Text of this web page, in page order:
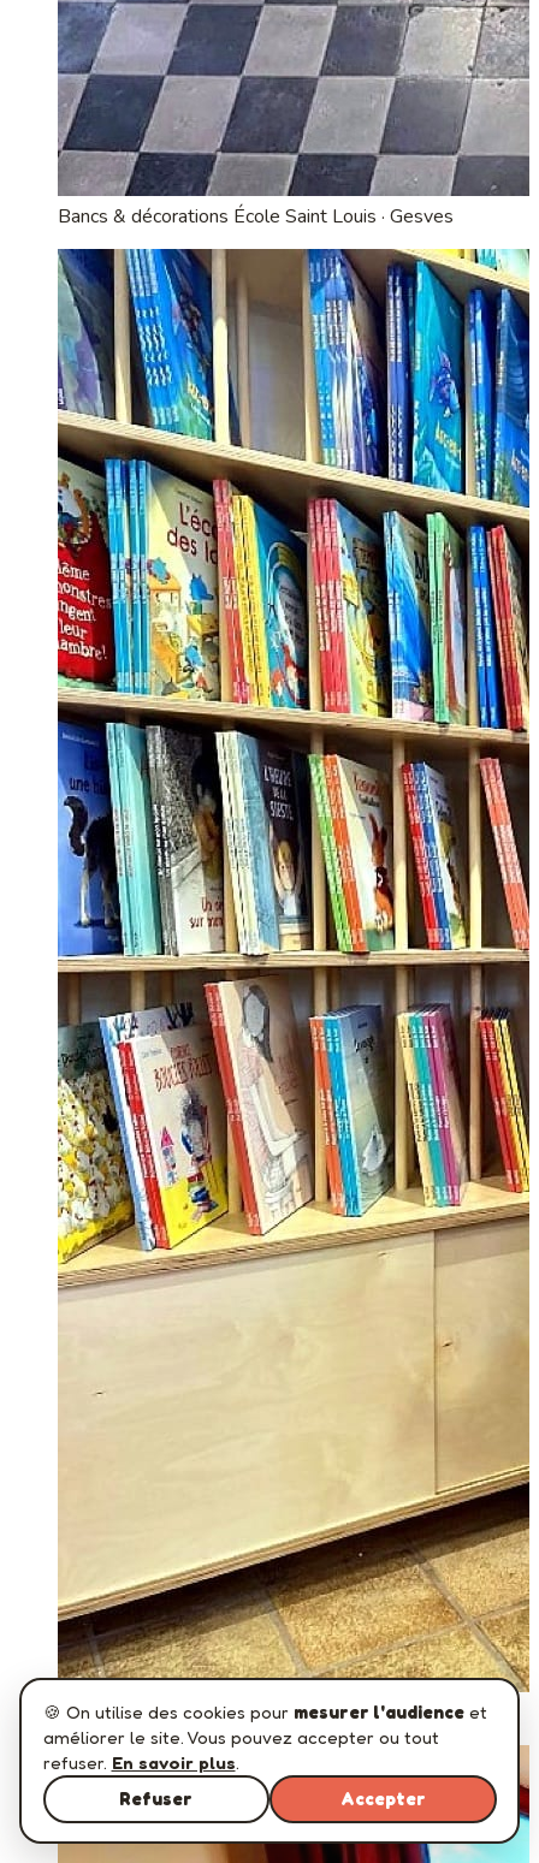
Bancs & décorations École Saint Louis · Gesves
Grande bibliothèque enfant Slumberland
🍪 On utilise des cookies pour mesurer l'audienceet
améliorer le site. Vous pouvez accepter ou tout
refuser. En savoir plus.
Refuser
Accepter